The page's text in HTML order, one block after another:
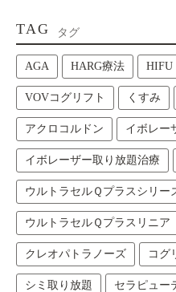
TAG タグ
AGA HARG療法 HIFU
VOVコグリフト くすみ
アクロコルドン イボレー
イボレーザー取り放題治療
ウルトラセルＱプラスシリー
ウルトラセルＱプラスリニア
クレオパトラノーズ コグ
シミ取り放題 セラピュー